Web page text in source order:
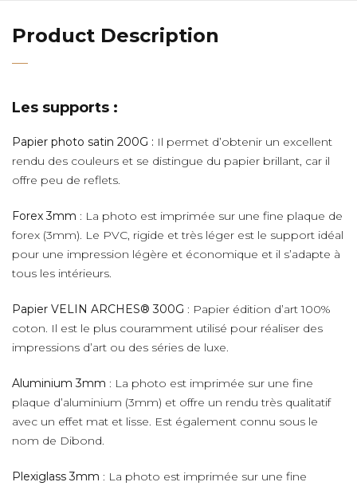
Product Description
Les supports :
Papier photo satin 200G : Il permet d’obtenir un excellent
rendu des couleurs et se distingue du papier brillant, car il
offre peu de reflets.
Forex 3mm : La photo est imprimée sur une fine plaque de
forex (3mm). Le PVC, rigide et très léger est le support idéal
pour une impression légère et économique et il s’adapte à
tous les intérieurs.
Papier VELIN ARCHES® 300G : Papier édition d’art 100%
coton. Il est le plus couramment utilisé pour réaliser des
impressions d’art ou des séries de luxe.
Aluminium 3mm : La photo est imprimée sur une fine
plaque d’aluminium (3mm) et offre un rendu très qualitatif
avec un effet mat et lisse. Est également connu sous le
nom de Dibond.
Plexiglass 3mm : La photo est imprimée sur une fine